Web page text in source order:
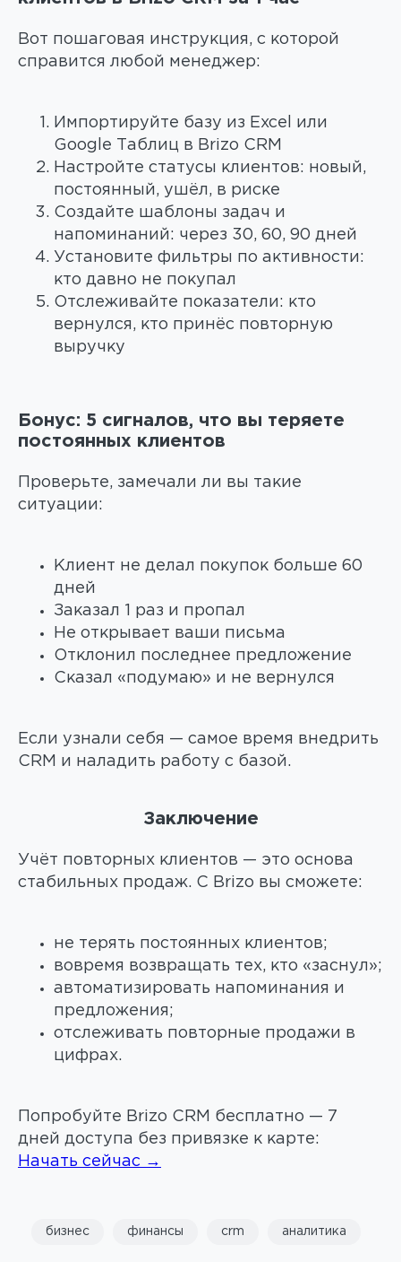
Вот пошаговая инструкция, с которой
справится любой менеджер:
Импортируйте базу из Excel или
Google Таблиц в Brizo CRM
Настройте статусы клиентов: новый,
постоянный, ушёл, в риске
Создайте шаблоны задач и
напоминаний: через 30, 60, 90 дней
Установите фильтры по активности:
кто давно не покупал
Отслеживайте показатели: кто
вернулся, кто принёс повторную
выручку
Бонус: 5 сигналов, что вы теряете
постоянных клиентов
Проверьте, замечали ли вы такие
ситуации:
Клиент не делал покупок больше 60
дней
Заказал 1 раз и пропал
Не открывает ваши письма
Отклонил последнее предложение
Сказал «подумаю» и не вернулся
Если узнали себя — самое время внедрить
CRM и наладить работу с базой.
Заключение
Учёт повторных клиентов — это основа
стабильных продаж. С Brizo вы сможете:
не терять постоянных клиентов;
вовремя возвращать тех, кто «заснул»;
автоматизировать напоминания и
предложения;
отслеживать повторные продажи в
цифрах.
Попробуйте Brizo CRM бесплатно — 7
дней доступа без привязке к карте:
Начать сейчас →
бизнес финансы crm аналитика